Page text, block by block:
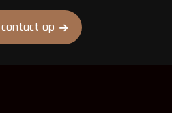
op